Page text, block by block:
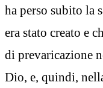
ha perso subito la
era stato creato e
di prevaricazione
Dio, e, quindi,